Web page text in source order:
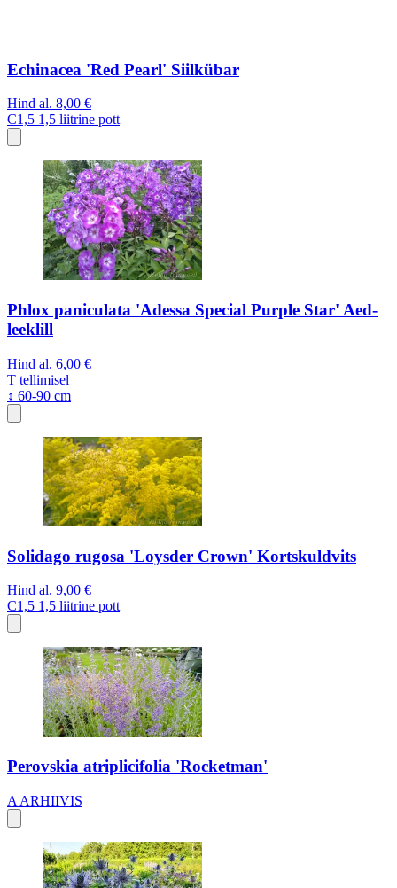
Echinacea 'Red Pearl' Siilkübar
Hind al. 8,00 €
C1,5 1,5 liitrine pott
Phlox paniculata 'Adessa Special Purple Star' Aed-
leeklill
Hind al. 6,00 €
T tellimisel
↕ 60-90 cm
Solidago rugosa 'Loysder Crown' Kortskuldvits
Hind al. 9,00 €
C1,5 1,5 liitrine pott
Perovskia atriplicifolia 'Rocketman'
A ARHIIVIS